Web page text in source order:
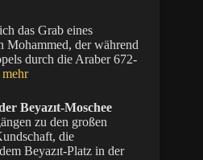
das Grab eines
Mohammed, der während
durch die Araber 672-
Beyazıt-Moschee
zu den großen
die
Beyazıt-Platz in der